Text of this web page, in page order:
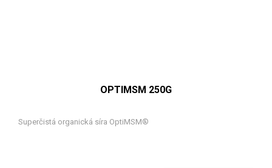
OPTIMSM 250G
Superčistá organická síra OptiMSM®